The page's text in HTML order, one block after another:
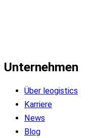
Unternehmen
Über leogistics
Karriere
News
Blog